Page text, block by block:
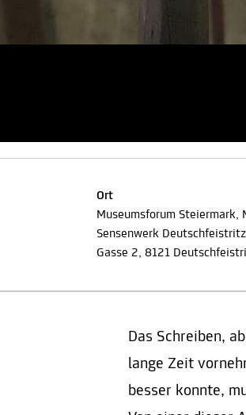
Ort
Museumsforum Steiermark,
Sensenwerk
Gasse 2, 8121
Das Schreiben,
lange Zeit
besser konnte,